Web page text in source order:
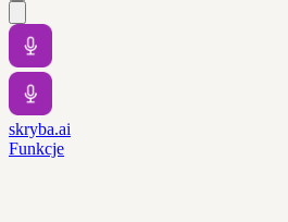
skryba.ai
Funkcje